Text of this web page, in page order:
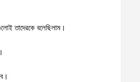
তাদেরকে বলেছিলাম।